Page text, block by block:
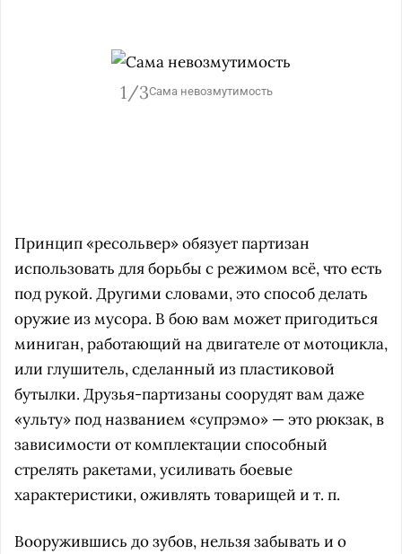
1/3Сама невозмутимость
Принцип «ресольвер» обязует партизан
использовать для борьбы с режимом всё, что есть
под рукой. Другими словами, это способ делать
оружие из мусора. В бою вам может пригодиться
миниган, работающий на двигателе от мотоцикла,
или глушитель, сделанный из пластиковой
бутылки. Друзья-партизаны соорудят вам даже
«ульту» под названием «супрэмо» — это рюкзак, в
зависимости от комплектации способный
стрелять ракетами, усиливать боевые
характеристики, оживлять товарищей и т. п.
Вооружившись до зубов, нельзя забывать и о